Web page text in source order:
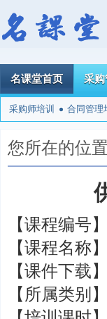
名课堂首页 采购
采购师培训 合同管理
您所在的位置
【课程编号
【课程名称
【课件下载
【所属类别